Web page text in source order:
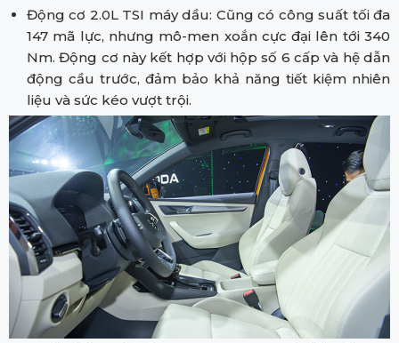
Động cơ 2.0L TSI máy dầu: Cũng có công suất tối đa
147 mã lực, nhưng mô-men xoắn cực đại lên tới 340
Nm. Động cơ này kết hợp với hộp số 6 cấp và hệ dẫn
động cầu trước, đảm bảo khả năng tiết kiệm nhiên
liệu và sức kéo vượt trội.